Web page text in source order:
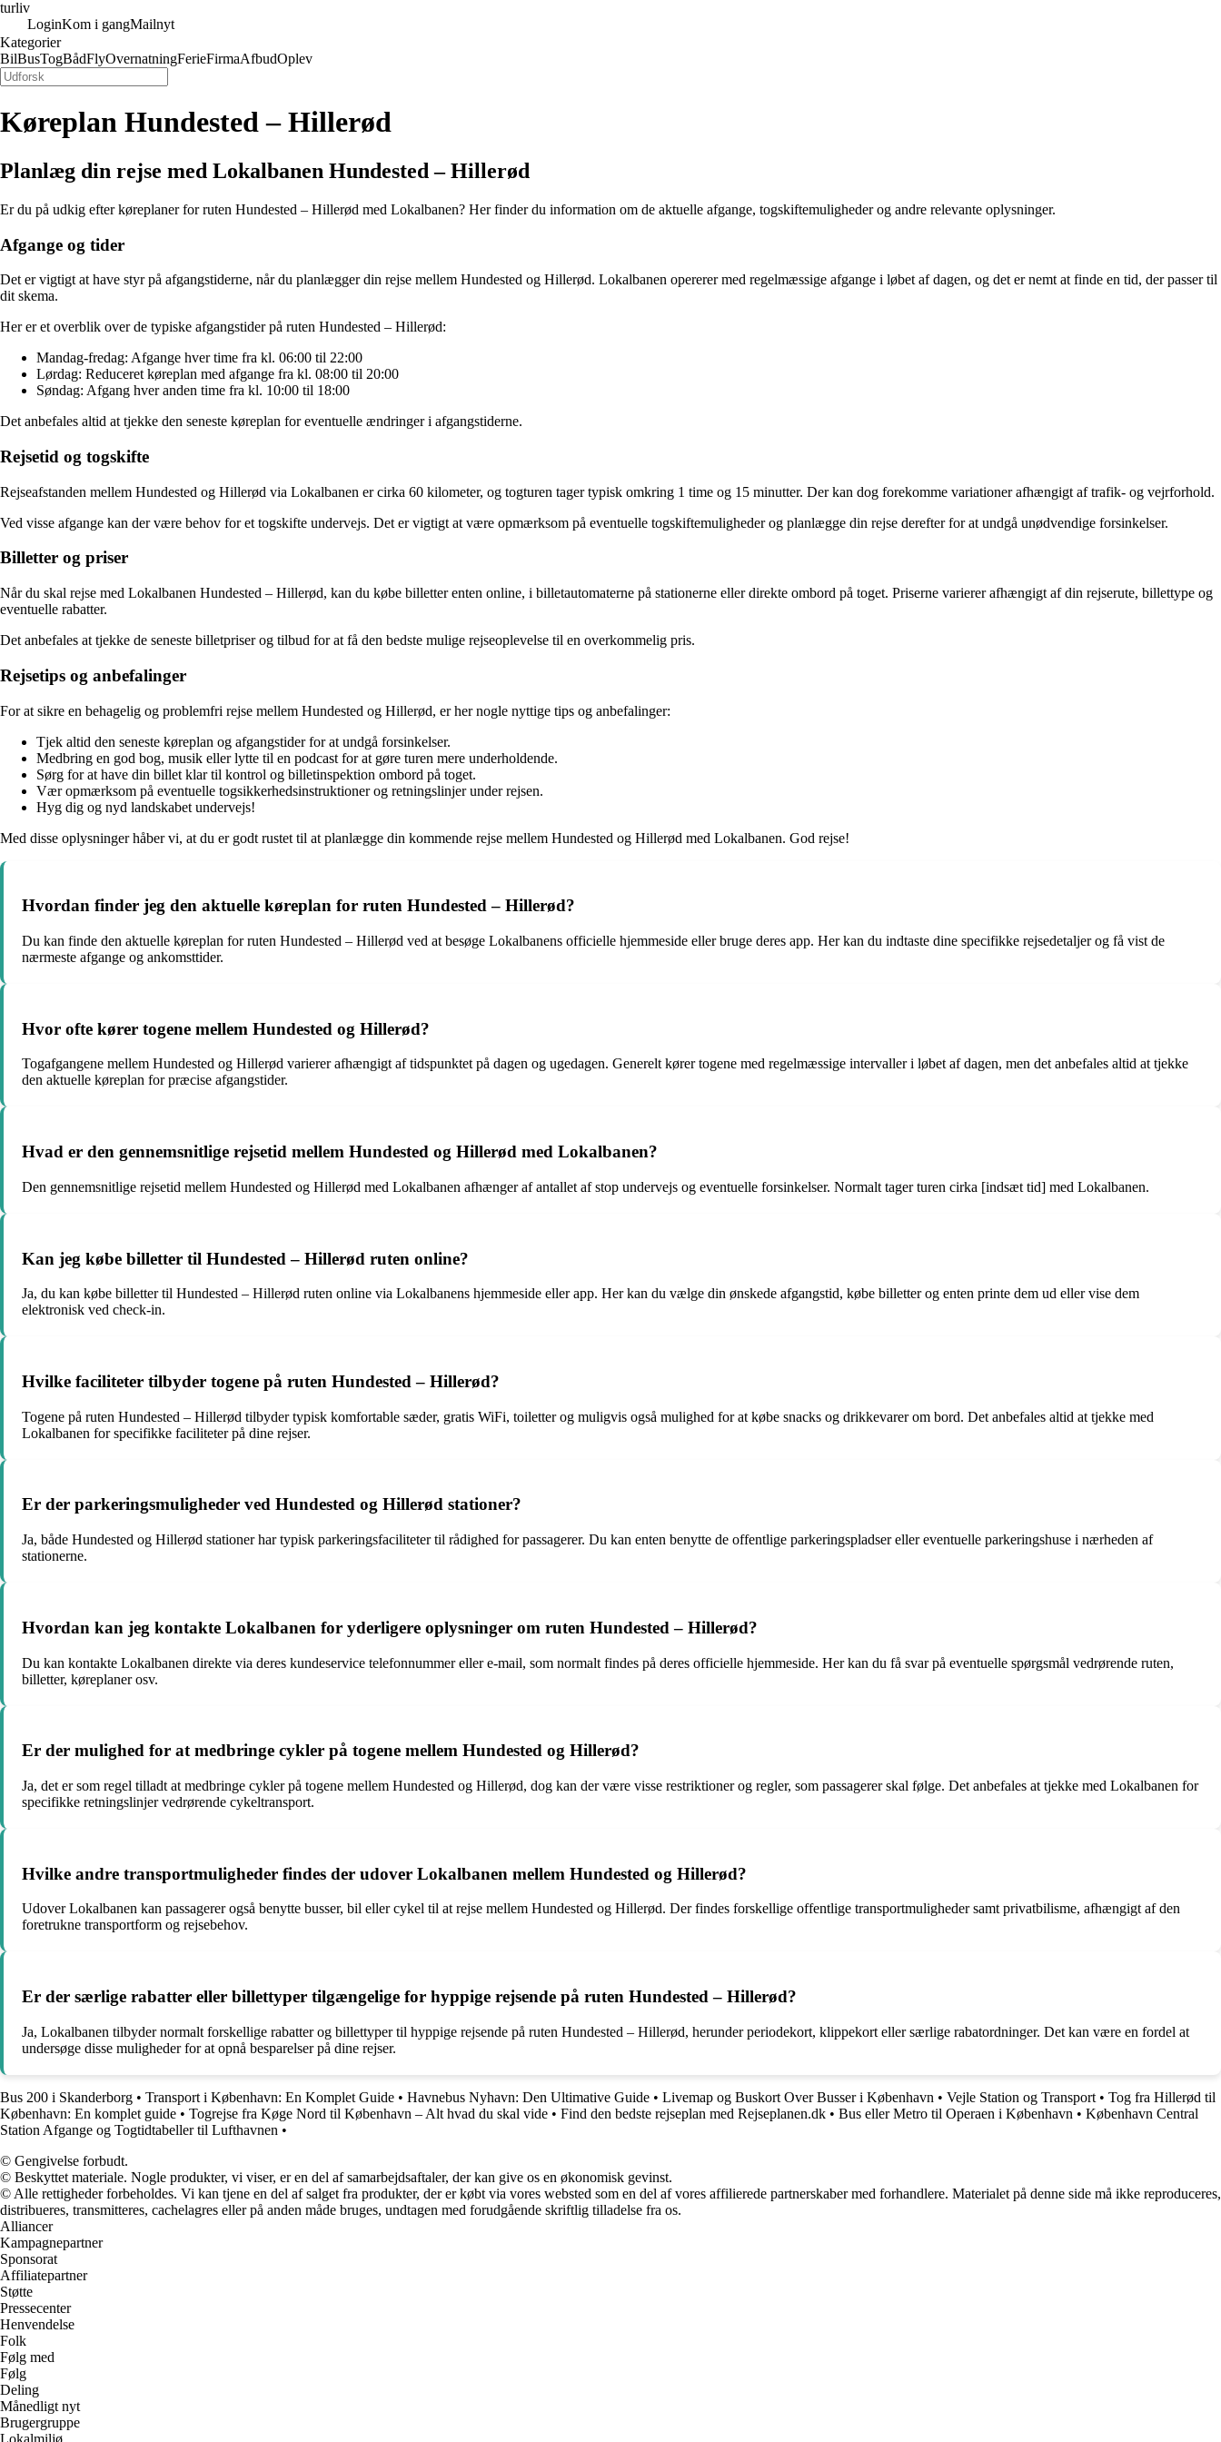
turliv
LoginKom i gangMailnyt
Kategorier
BilBusTogBådFlyOvernatningFerieFirmaAfbudOplev
Køreplan Hundested – Hillerød
Planlæg din rejse med Lokalbanen Hundested – Hillerød
Er du på udkig efter køreplaner for ruten Hundested – Hillerød med Lokalbanen? Her finder du information om de aktuelle afgange, togskiftemuligheder og andre relevante oplysninger.
Afgange og tider
Det er vigtigt at have styr på afgangstiderne, når du planlægger din rejse mellem Hundested og Hillerød. Lokalbanen opererer med regelmæssige afgange i løbet af dagen, og det er nemt at finde en tid, der passer til
dit skema.
Her er et overblik over de typiske afgangstider på ruten Hundested – Hillerød:
Mandag-fredag: Afgange hver time fra kl. 06:00 til 22:00
Lørdag: Reduceret køreplan med afgange fra kl. 08:00 til 20:00
Søndag: Afgang hver anden time fra kl. 10:00 til 18:00
Det anbefales altid at tjekke den seneste køreplan for eventuelle ændringer i afgangstiderne.
Rejsetid og togskifte
Rejseafstanden mellem Hundested og Hillerød via Lokalbanen er cirka 60 kilometer, og togturen tager typisk omkring 1 time og 15 minutter. Der kan dog forekomme variationer afhængigt af trafik- og vejrforhold.
Ved visse afgange kan der være behov for et togskifte undervejs. Det er vigtigt at være opmærksom på eventuelle togskiftemuligheder og planlægge din rejse derefter for at undgå unødvendige forsinkelser.
Billetter og priser
Når du skal rejse med Lokalbanen Hundested – Hillerød, kan du købe billetter enten online, i billetautomaterne på stationerne eller direkte ombord på toget. Priserne varierer afhængigt af din rejserute, billettype og
eventuelle rabatter.
Det anbefales at tjekke de seneste billetpriser og tilbud for at få den bedste mulige rejseoplevelse til en overkommelig pris.
Rejsetips og anbefalinger
For at sikre en behagelig og problemfri rejse mellem Hundested og Hillerød, er her nogle nyttige tips og anbefalinger:
Tjek altid den seneste køreplan og afgangstider for at undgå forsinkelser.
Medbring en god bog, musik eller lytte til en podcast for at gøre turen mere underholdende.
Sørg for at have din billet klar til kontrol og billetinspektion ombord på toget.
Vær opmærksom på eventuelle togsikkerhedsinstruktioner og retningslinjer under rejsen.
Hyg dig og nyd landskabet undervejs!
Med disse oplysninger håber vi, at du er godt rustet til at planlægge din kommende rejse mellem Hundested og Hillerød med Lokalbanen. God rejse!
Hvordan finder jeg den aktuelle køreplan for ruten Hundested – Hillerød?
Du kan finde den aktuelle køreplan for ruten Hundested – Hillerød ved at besøge Lokalbanens officielle hjemmeside eller bruge deres app. Her kan du indtaste dine specifikke rejsedetaljer og få vist de
nærmeste afgange og ankomsttider.
Hvor ofte kører togene mellem Hundested og Hillerød?
Togafgangene mellem Hundested og Hillerød varierer afhængigt af tidspunktet på dagen og ugedagen. Generelt kører togene med regelmæssige intervaller i løbet af dagen, men det anbefales altid at tjekke
den aktuelle køreplan for præcise afgangstider.
Hvad er den gennemsnitlige rejsetid mellem Hundested og Hillerød med Lokalbanen?
Den gennemsnitlige rejsetid mellem Hundested og Hillerød med Lokalbanen afhænger af antallet af stop undervejs og eventuelle forsinkelser. Normalt tager turen cirka [indsæt tid] med Lokalbanen.
Kan jeg købe billetter til Hundested – Hillerød ruten online?
Ja, du kan købe billetter til Hundested – Hillerød ruten online via Lokalbanens hjemmeside eller app. Her kan du vælge din ønskede afgangstid, købe billetter og enten printe dem ud eller vise dem
elektronisk ved check-in.
Hvilke faciliteter tilbyder togene på ruten Hundested – Hillerød?
Togene på ruten Hundested – Hillerød tilbyder typisk komfortable sæder, gratis WiFi, toiletter og muligvis også mulighed for at købe snacks og drikkevarer om bord. Det anbefales altid at tjekke med
Lokalbanen for specifikke faciliteter på dine rejser.
Er der parkeringsmuligheder ved Hundested og Hillerød stationer?
Ja, både Hundested og Hillerød stationer har typisk parkeringsfaciliteter til rådighed for passagerer. Du kan enten benytte de offentlige parkeringspladser eller eventuelle parkeringshuse i nærheden af
stationerne.
Hvordan kan jeg kontakte Lokalbanen for yderligere oplysninger om ruten Hundested – Hillerød?
Du kan kontakte Lokalbanen direkte via deres kundeservice telefonnummer eller e-mail, som normalt findes på deres officielle hjemmeside. Her kan du få svar på eventuelle spørgsmål vedrørende ruten,
billetter, køreplaner osv.
Er der mulighed for at medbringe cykler på togene mellem Hundested og Hillerød?
Ja, det er som regel tilladt at medbringe cykler på togene mellem Hundested og Hillerød, dog kan der være visse restriktioner og regler, som passagerer skal følge. Det anbefales at tjekke med Lokalbanen for
specifikke retningslinjer vedrørende cykeltransport.
Hvilke andre transportmuligheder findes der udover Lokalbanen mellem Hundested og Hillerød?
Udover Lokalbanen kan passagerer også benytte busser, bil eller cykel til at rejse mellem Hundested og Hillerød. Der findes forskellige offentlige transportmuligheder samt privatbilisme, afhængigt af den
foretrukne transportform og rejsebehov.
Er der særlige rabatter eller billettyper tilgængelige for hyppige rejsende på ruten Hundested – Hillerød?
Ja, Lokalbanen tilbyder normalt forskellige rabatter og billettyper til hyppige rejsende på ruten Hundested – Hillerød, herunder periodekort, klippekort eller særlige rabatordninger. Det kan være en fordel at
undersøge disse muligheder for at opnå besparelser på dine rejser.
Bus 200 i Skanderborg • Transport i København: En Komplet Guide • Havnebus Nyhavn: Den Ultimative Guide • Livemap og Buskort Over Busser i København • Vejle Station og Transport • Tog fra Hillerød til
København: En komplet guide • Togrejse fra Køge Nord til København – Alt hvad du skal vide • Find den bedste rejseplan med Rejseplanen.dk • Bus eller Metro til Operaen i København • København Central
Station Afgange og Togtidtabeller til Lufthavnen •
© Gengivelse forbudt.
© Beskyttet materiale. Nogle produkter, vi viser, er en del af samarbejdsaftaler, der kan give os en økonomisk gevinst.
© Alle rettigheder forbeholdes. Vi kan tjene en del af salget fra produkter, der er købt via vores websted som en del af vores affilierede partnerskaber med forhandlere. Materialet på denne side må ikke reproduceres,
distribueres, transmitteres, cachelagres eller på anden måde bruges, undtagen med forudgående skriftlig tilladelse fra os.
Alliancer
Kampagnepartner
Sponsorat
Affiliatepartner
Støtte
Pressecenter
Henvendelse
Folk
Følg med
Følg
Deling
Månedligt nyt
Brugergruppe
Lokalmiljø